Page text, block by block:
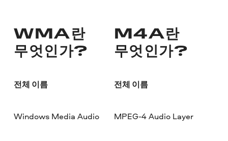
WMA란
무엇인가?
전체 이름
Windows Media Audio
M4A란
무엇인가?
전체 이름
MPEG-4 Audio Layer